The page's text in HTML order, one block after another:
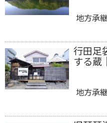
地方承
行田足
する蔵
地方承